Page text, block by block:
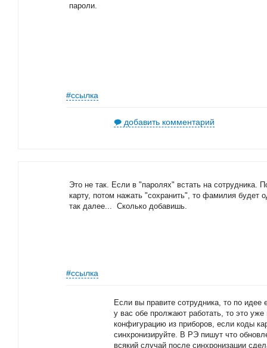
пароли.
#ссылка
добавить комментарий
Это не так. Если в "паролях" встать на сотрудника.
карту, потом нажать "сохранить", то фамилия будет
так далее... Сколько добавишь.
#ссылка
Если вы правите сотрудника, то по
у вас обе пролжают работать, то это
конфигурацию из приборов, если коды
синхронизируйте. В РЭ пишут что
всякий случай после синхронизации